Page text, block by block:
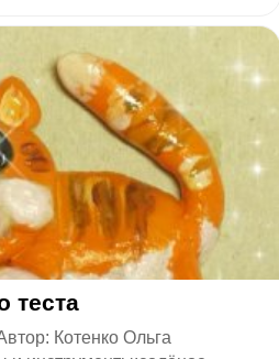
теста
Котенко Ольга